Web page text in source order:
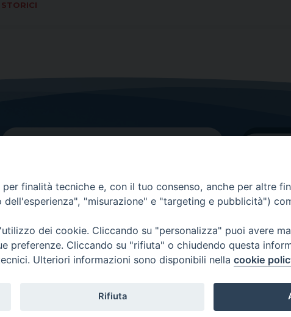
Contatti principali
Tel.0438 9481| fax0438 948214
EMAIL GENERALE
finalità tecniche e, con il tuo consenso, anche per altre
"misurazione" e "targeting e pubblicità")
dei cookie. Cliccando su "personalizza" puoi avere
preferenze. Cliccando su "rifiuta" o chiudendo questa
Ulteriori informazioni sono disponibili nella cookie
Rifiuta